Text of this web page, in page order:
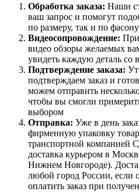
Обработка заказа: Наши
ваш запрос и помогут
по размеру, так и по фасону
Видеосопровождение:
видео обзоры желаемых
увидеть каждую деталь со
Подтверждение заказа:
подтверждаем заказ и
можем отправить
чтобы вы смогли
выбором
Отправка: Уже в день
фирменную упаковку
транспортной компанией
доставка курьером в
Нижнем Новгороде).
любой город России, если
оплатить заказ при